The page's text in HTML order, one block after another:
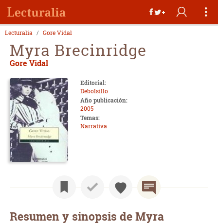
Lecturalia Gore Vidal
Myra Brecinridge
Gore Vidal
Editorial:
Debolsillo
Año publicación:
2005
Temas:
Narrativa
Resumen y sinopsis de Myra